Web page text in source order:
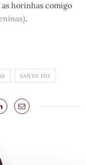
as horinhas comigo
.
SANTO FIO